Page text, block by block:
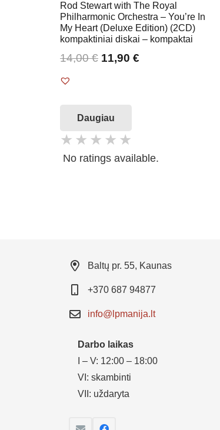
Rod Stewart with The Royal
Philharmonic Orchestra – You’re In
My Heart (Deluxe Edition) (2CD)
kompaktiniai diskai – kompaktai
14,00€ 11,90 €
Daugiau
No ratings available.
Baltų pr. 55, Kaunas
+370 687 94877
info@lpmanija.lt
Darbo laikas
I – V: 12:00 – 18:00
VI: skambinti
VII: uždaryta